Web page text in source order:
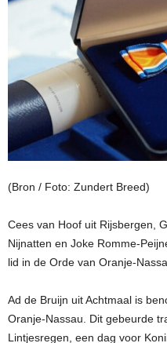
(Bron / Foto: Zundert Breed)
Cees van Hoof uit Rijsbergen,
Nijnatten en Joke Romme-
lid in de Orde van Oranje-
Ad de Bruijn uit Achtmaal is
Oranje-Nassau. Dit gebeurde
Lintjesregen, een dag voor